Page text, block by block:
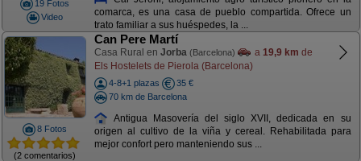
19 Fotos
Video
comarca, es una casa de pueblo compartida. Ofrece un
trato familiar a sus huéspedes, la ...
8 Fotos
(2 comentarios)
Can Pere Martí
Casa Rural en Jorba (Barcelona) a 19,9 km de
Els Hostelets de Pierola (Barcelona)
4-8+1 plazas
35 €
70 km de Barcelona
Antigua Masovería del siglo XVII, dedicada en su
origen al cultivo de la viña y cereal. Rehabilitada para
mejor confort pero manteniendo sus ...